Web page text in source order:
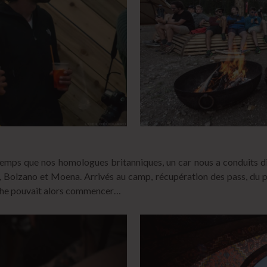
que nos homologues britanniques, un car nous a conduits
et Moena. Arrivés au camp, récupération des pass,
pouvait alors commencer…